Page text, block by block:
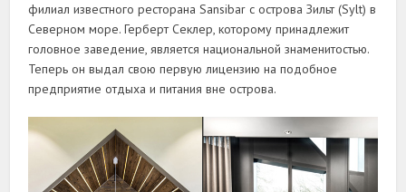
филиал известного ресторана Sansibar с острова Зильт (Sylt) в
Северном море. Герберт Секлер, которому принадлежит
головное заведение, является национальной знаменитостью.
Теперь он выдал свою первую лицензию на подобное
предприятие отдыха и питания вне острова.